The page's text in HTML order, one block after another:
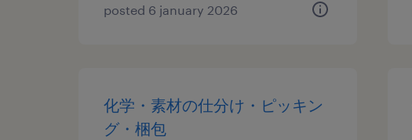
posted 6 january 2026
化学・素材の仕分け・ピッキン
グ・梱包